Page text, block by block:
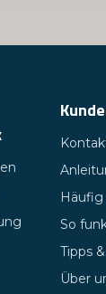
So
Tipps
Über